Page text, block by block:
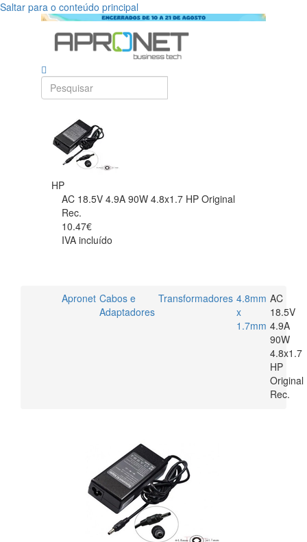
Saltar para o conteúdo principal
HP
AC 18.5V 4.9A 90W 4.8x1.7 HP Original
Rec.
10.47€
IVA incluído
Apronet Cabos e
Adaptadores
Transformadores 4.8mm
x
1.7mm
AC
18.5V
4.9A
90W
4.8x1.7
HP
Original
Rec.